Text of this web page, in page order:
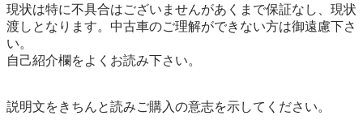
現状は特に不具合はございませんがあくまで保証なし、現状
渡しとなります。中古車のご理解ができない方は御遠慮下さ
い。
自己紹介欄をよくお読み下さい。
説明文をきちんと読みご購入の意志を示してください。